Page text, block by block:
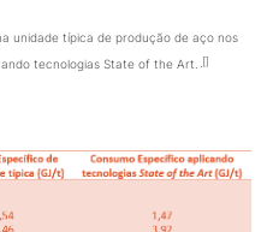
unidade típica de produção de aço nos
tecnologias State of the Art.